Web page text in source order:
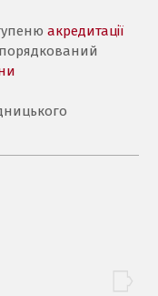
акредитації